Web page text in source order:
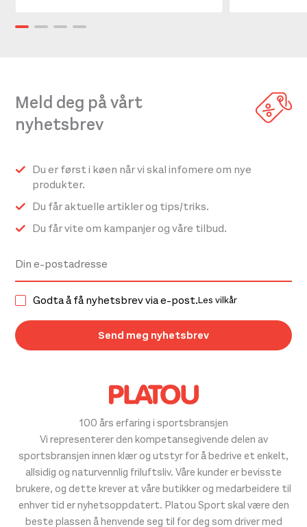
100 års erfaring i sportsbransjen
Vi representerer den kompetansegivende delen av
sportsbransjen innen klær og utstyr for å bedrive et enkelt,
allsidig og naturvennlig friluftsliv. Våre kunder er bevisste
brukere, og dette krever at våre butikker og medarbeidere til
enhver tid er nyhetsoppdatert. Platou Sport skal være den
beste plassen å henvende seg til for deg som driver med
Meld deg på vårt
nyhetsbrev
Du er først i køen når vi skal infomere om nye
produkter.
Du får aktuelle artikler og tips/triks.
Du får vite om kampanjer og våre tilbud.
Godta å få nyhetsbrev via e-post.Les vilkår